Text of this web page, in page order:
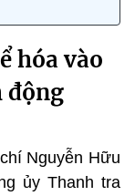
hóa vào
động
Nguyễn Hữu
ủy Thanh tra